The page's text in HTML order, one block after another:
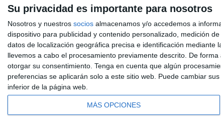
Su privacidad es importante para nosotros
Nosotros y nuestros socios almacenamos y/o accedemos a
dispositivo para publicidad y contenido personalizado, medición
datos de localización geográfica precisa e identificación
llevemos a cabo el procesamiento previamente descrito. De
otorgar su consentimiento. Tenga en cuenta que algún
preferencias se aplicarán solo a este sitio web. Puede cambiar
inferior de la página web.
MÁS OPCIONES
Hemeroteca Mijas 3.40 TV a la carta